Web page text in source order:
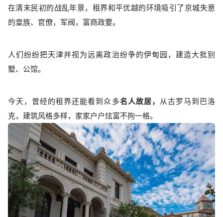
在清末民初的战乱年景，租界和平优越的环境吸引了京城失意
的皇族、官僚，军阀，富商政要。
人们纷纷把天津并视为远离政治纷争的伊甸园，建造大批别
墅、公馆。
今天，曾经的租界还能看到众多名人故居， 从古罗马到巴洛
克，建筑风格多样，家家户户炫富不拘一格。